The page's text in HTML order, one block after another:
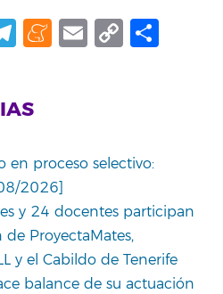
Telegram
Meneame
Email
Copy
en proceso selectivo:
2026]
y 24 docentes participan
ProyectaMates,
y el Cabildo de Tenerife
balance de su actuación